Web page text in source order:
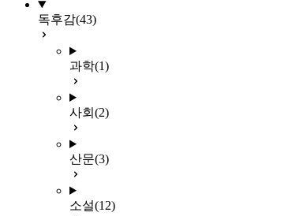
독후감(43)
과학(1)
사회 (2)
산문(3)
소설(12)